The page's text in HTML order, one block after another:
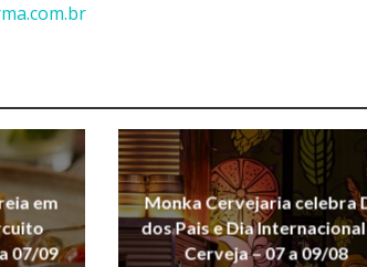
em
07/09
Monka Cervejaria celebra
dos Pais e Dia
Cerveja – 07 a 09/08